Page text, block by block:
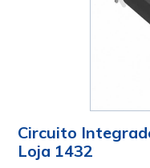
Circuito
Loja 1432